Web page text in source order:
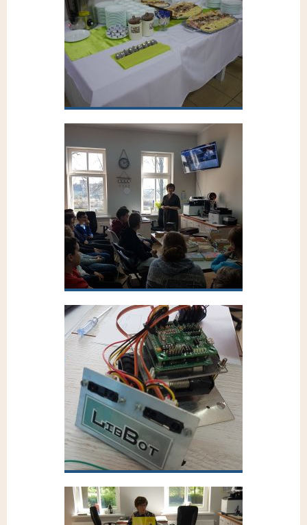
Przejdź do galerii
Promocja ksiązki Smaczne Pałuki (29.07.2019)
Przejdź do galerii
Wizyta Klasy VI z Roksaną Łakomy (27.02.2019)
Przejdź do galerii
MiniSumo walki robotów na UTP (25.04.2019)